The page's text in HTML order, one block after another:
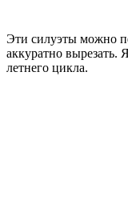
Эти силуэты можно
аккуратно вырезать.
летнего цикла.